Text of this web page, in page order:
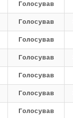
Голосував
Голосував
Голосував
Голосував
Голосував
Голосував
Голосував